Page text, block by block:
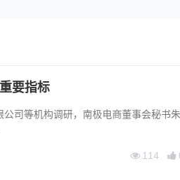
要指标
司等机构调研，南极电商董事会秘书朱
114